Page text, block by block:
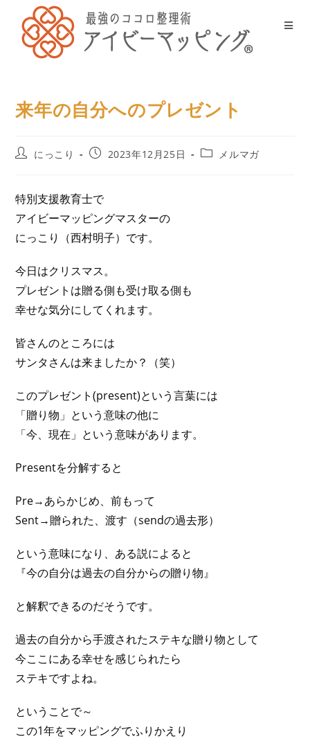
来年の自分へのプレゼント
にっこり 2023年12月25日 メルマガ
特別支援教育士で
アイビーマッピングマスターの
にっこり（西村明子）です。
今日はクリスマス。
プレゼントは贈る側も受け取る側も
幸せな気分にしてくれます。
皆さんのところには
サンタさんは来ましたか？（笑）
このプレゼント(present)という言葉には
「贈り物」という意味の他に
「今、現在」という意味があります。
Presentを分解すると
Pre→あらかじめ、前もって
Sent→贈られた、渡す（sendの過去形）
という意味になり、ある説によると
『今の自分は過去の自分からの贈り物』
と解釈できるのだそうです。
過去の自分から手渡されたステキな贈り物として
今ここにある幸せを感じられたら
ステキですよね。
ということで～
この1年をマッピングでふりかえり